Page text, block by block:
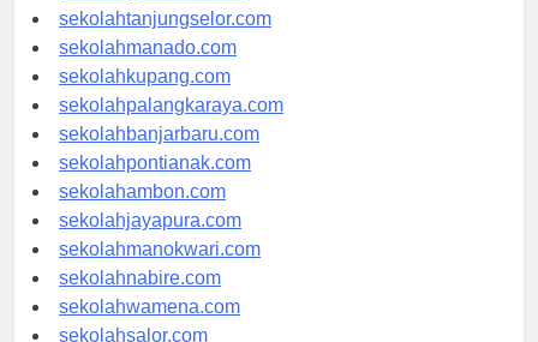
sekolahgorontalo.com
sekolahtanjungselor.com
sekolahmanado.com
sekolahkupang.com
sekolahpalangkaraya.com
sekolahbanjarbaru.com
sekolahpontianak.com
sekolahambon.com
sekolahjayapura.com
sekolahmanokwari.com
sekolahnabire.com
sekolahwamena.com